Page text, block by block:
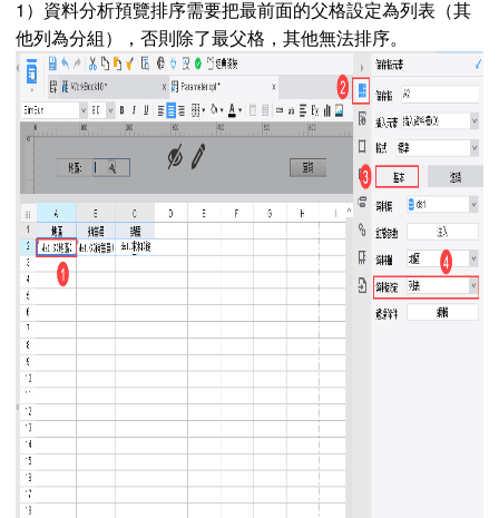
1）資料分析預覽排序需要把最前面的父格設定為列表（其
他列為分組），否則除了最父格，其他無法排序。